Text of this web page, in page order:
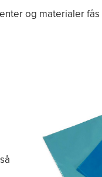
og materialer